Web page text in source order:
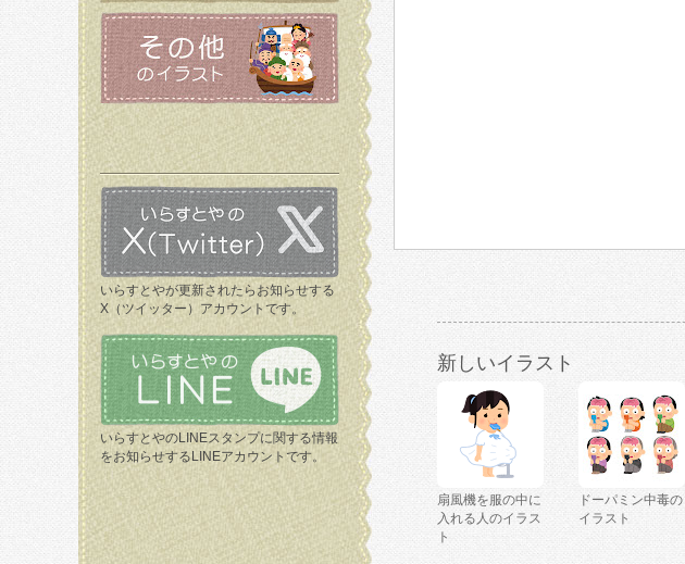
いらすとやが更新されたらお知らせする
X（ツイッター）アカウントです。
いらすとやのLINEスタンプに関する情報
をお知らせするLINEアカウントです。
新しいイラスト
扇風機を服の中に
入れる人のイラス
ト
ドーパミン中毒の
イラスト